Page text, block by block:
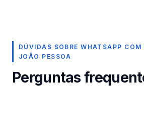
DÚVIDAS SOBRE WHATSAPP COM
JOÃO PESSOA
Perguntas